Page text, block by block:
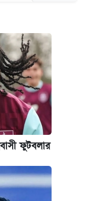
দালাল অ্যাডলফ
দোকানপাট
জানাল কর্তৃপক্ষ
যা জানা গেল
ফুটবলার